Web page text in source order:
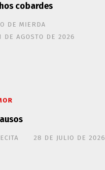
cobardes
DE MIERDA
DE AGOSTO DE 2026
28 DE JULIO DE 2026